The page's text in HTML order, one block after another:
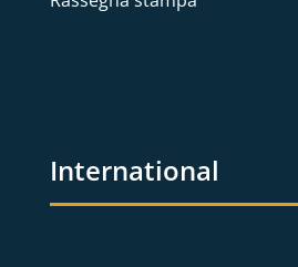
International